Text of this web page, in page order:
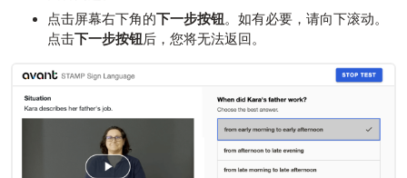
点击屏幕右下角的下一步按钮。如有必要，请向下滚动。
点击下一步按钮后，您将无法返回。